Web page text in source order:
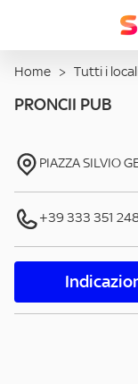
Home > Tutti i
PRONCII PUB
PIAZZA SILVIO
+39 333 351